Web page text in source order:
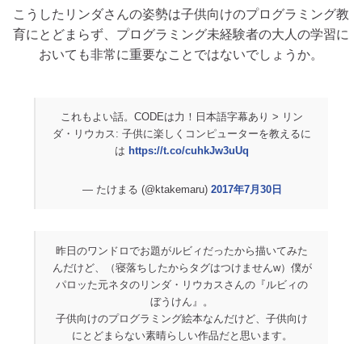
こうしたリンダさんの姿勢は子供向けのプログラミング教
育にとどまらず、プログラミング未経験者の大人の学習に
おいても非常に重要なことではないでしょうか。
これもよい話。CODEは力！日本語字幕あり > リン
ダ・リウカス: 子供に楽しくコンピューターを教えるに
は https://t.co/cuhkJw3uUq
— たけまる (@ktakemaru) 2017年7月30日
昨日のワンドロでお題がルビィだったから描いてみた
んだけど、（寝落ちしたからタグはつけませんw）僕が
パロッた元ネタのリンダ・リウカスさんの『ルビィの
ぼうけん』。
子供向けのプログラミング絵本なんだけど、子供向け
にとどまらない素晴らしい作品だと思います。